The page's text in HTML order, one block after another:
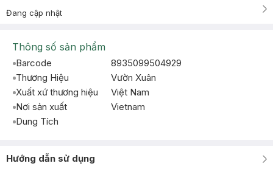
Đang cập nhật
Thông số sản phẩm
Barcode
8935099504929
Thương Hiệu
Vườn Xuân
Xuất xứ thương hiệu
Việt Nam
Nơi sản xuất
Vietnam
Dung Tích
Hướng dẫn sử dụng